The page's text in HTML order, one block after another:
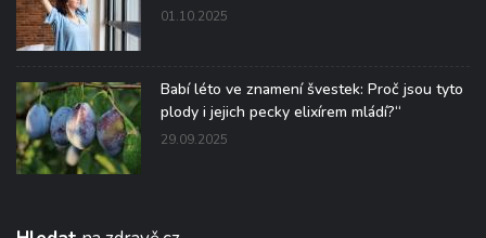
01.10.2025
Babí léto ve znamení švestek: Proč jsou tyto
plody i jejich pecky elixírem mládí?“
29.09.2025